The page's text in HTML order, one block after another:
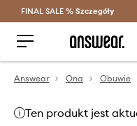
FINAL SALE % Szczegóły
Answear Ona Obuwie
Ten produkt jest